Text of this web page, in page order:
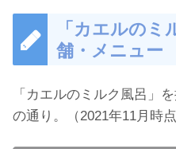
「カエルのミ
舗・メニュー
「カエルのミルク風呂」
の通り。（2021年11月時点